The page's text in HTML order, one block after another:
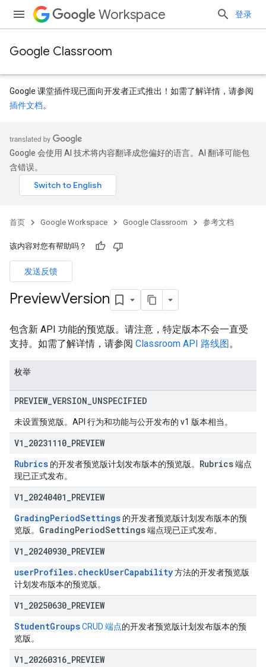
Workspace 登录
Google Classroom
Google 课堂插件现已面向开发者正式推出！如需了解详情，请参阅
插件文档。
Google 会使用 AI 技术将内容翻译成您偏好的语言。AI 翻译可能包
含错误。
首页 Google Workspace Google Classroom 参考文档
该内容对您有帮助吗？
发送反馈
PreviewVersion
包含新 API 功能的预览版。请注意，特定版本不会一直受
支持。如需了解详情，请参阅 Classroom API 路线图。
枚举
PREVIEW_ VERSION UNSPECIFIED
未设置预览版。API 行为和功能与公开发布的 v1 版本相当。
V1 20231110 PREVIEW
Rubrics 的开发者预览版计划发布版本的预览版。 Rubrics端点
现已正式发布。
V1 20240401 PREVIEW
GradingPeriodSettings 的开发者预览版计划发布版本的预
览版。 GradingPeriodSettings端点现已正式发布。
V1 20240930 PREVIEW
userProfiles.checkUserCapability方法的开发者预览版
计划发布版本的预览版。
V1 20250630 PREVIEW
StudentGroupsCRUD 端点的开发者预览版计划发布版本的预
览版。
V1 20260316 PREVIEW